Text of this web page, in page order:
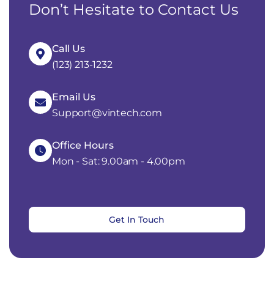
Don’t Hesitate to Contact Us
Call Us
(123) 213-1232
Email Us
Support@vintech.com
Office Hours
Mon - Sat: 9.00am - 4.00pm